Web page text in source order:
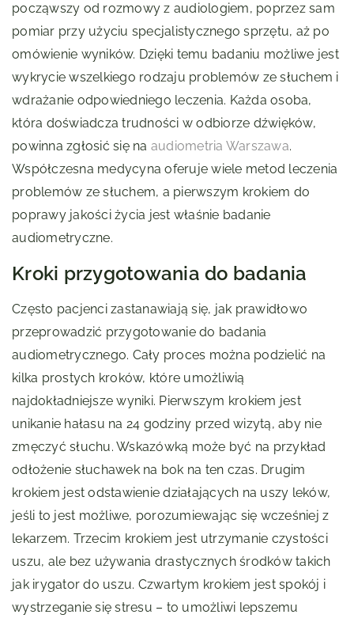
począwszy od rozmowy z audiologiem, poprzez sam
pomiar przy użyciu specjalistycznego sprzętu, aż po
omówienie wyników. Dzięki temu badaniu możliwe jest
wykrycie wszelkiego rodzaju problemów ze słuchem i
wdrażanie odpowiedniego leczenia. Każda osoba,
która doświadcza trudności w odbiorze dźwięków,
powinna zgłosić się na audiometria Warszawa.
Współczesna medycyna oferuje wiele metod leczenia
problemów ze słuchem, a pierwszym krokiem do
poprawy jakości życia jest właśnie badanie
audiometryczne.
Kroki przygotowania do badania
Często pacjenci zastanawiają się, jak prawidłowo
przeprowadzić przygotowanie do badania
audiometrycznego. Cały proces można podzielić na
kilka prostych kroków, które umożliwią
najdokładniejsze wyniki. Pierwszym krokiem jest
unikanie hałasu na 24 godziny przed wizytą, aby nie
zmęczyć słuchu. Wskazówką może być na przykład
odłożenie słuchawek na bok na ten czas. Drugim
krokiem jest odstawienie działających na uszy leków,
jeśli to jest możliwe, porozumiewając się wcześniej z
lekarzem. Trzecim krokiem jest utrzymanie czystości
uszu, ale bez używania drastycznych środków takich
jak irygator do uszu. Czwartym krokiem jest spokój i
wystrzeganie się stresu – to umożliwi lepszemu